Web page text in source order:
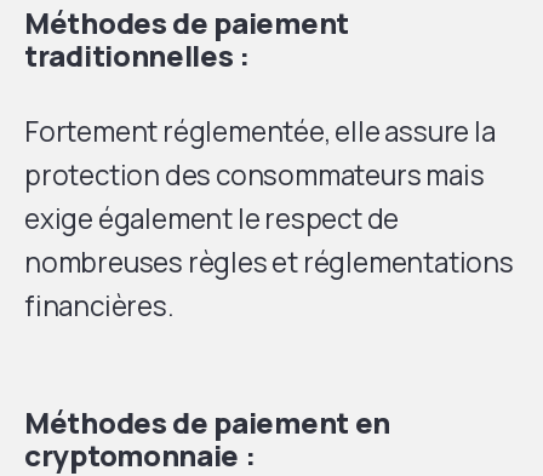
Méthodes de paiement
traditionnelles :
Fortement réglementée, elle assure la
protection des consommateurs mais
exige également le respect de
nombreuses règles et réglementations
financières.
Méthodes de paiement en
cryptomonnaie :